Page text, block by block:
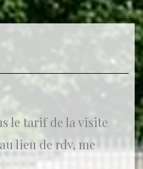
le tarif de la visite
lieu de rdv, me